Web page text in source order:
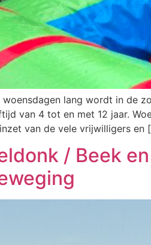
lang wordt in de
van 4 tot en met 12 jaar.
van de vele vrijwilligers en
/ Beek